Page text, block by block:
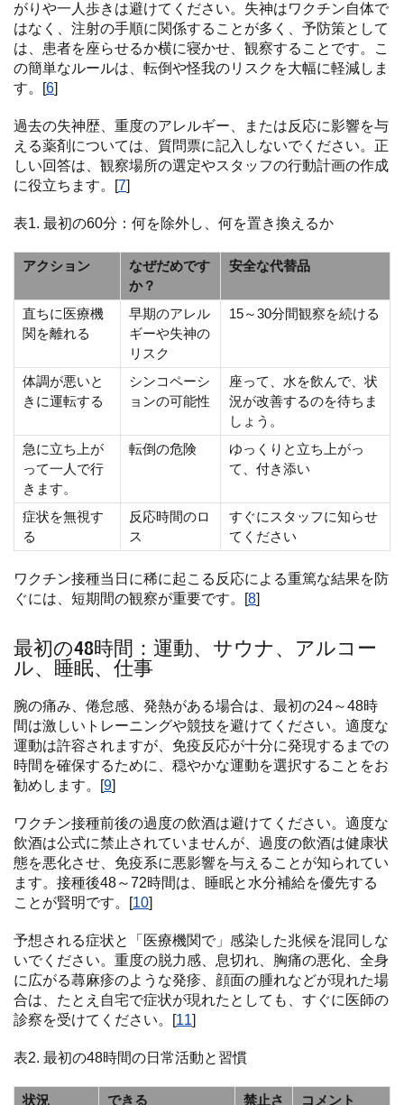
がりや一人歩きは避けてください。失神はワクチン自体で
はなく、注射の手順に関係することが多く、予防策として
は、患者を座らせるか横に寝かせ、観察することです。こ
の簡単なルールは、転倒や怪我のリスクを大幅に軽減しま
す。[6]
過去の失神歴、重度のアレルギー、または反応に影響を与
える薬剤については、質問票に記入しないでください。正
しい回答は、観察場所の選定やスタッフの行動計画の作成
に役立ちます。[7]
表1. 最初の60分：何を除外し、何を置き換えるか
アクション
なぜだめです
か？
安全な代替品
直ちに医療機
関を離れる
早期のアレル
ギーや失神の
リスク
15～30分間観察を続ける
体調が悪いと
きに運転する
シンコペーシ
ョンの可能性
座って、水を飲んで、状
況が改善するのを待ちま
しょう。
急に立ち上が
って一人で行
きます。
転倒の危険
ゆっくりと立ち上がっ
て、付き添い
症状を無視す
る
反応時間のロ
ス
すぐにスタッフに知らせ
てください
ワクチン接種当日に稀に起こる反応による重篤な結果を防
ぐには、短期間の観察が重要です。[8]
最初の48時間：運動、サウナ、アルコー
ル、睡眠、仕事
腕の痛み、倦怠感、発熱がある場合は、最初の24～48時
間は激しいトレーニングや競技を避けてください。適度な
運動は許容されますが、免疫反応が十分に発現するまでの
時間を確保するために、穏やかな運動を選択することをお
勧めします。[9]
ワクチン接種前後の過度の飲酒は避けてください。適度な
飲酒は公式に禁止されていませんが、過度の飲酒は健康状
態を悪化させ、免疫系に悪影響を与えることが知られてい
ます。接種後48～72時間は、睡眠と水分補給を優先する
ことが賢明です。[10]
予想される症状と「医療機関で」感染した兆候を混同しな
いでください。重度の脱力感、息切れ、胸痛の悪化、全身
に広がる蕁麻疹のような発疹、顔面の腫れなどが現れた場
合は、たとえ自宅で症状が現れたとしても、すぐに医師の
診察を受けてください。[11]
表2. 最初の48時間の日常活動と習慣
状況 できる 禁止さ コメント